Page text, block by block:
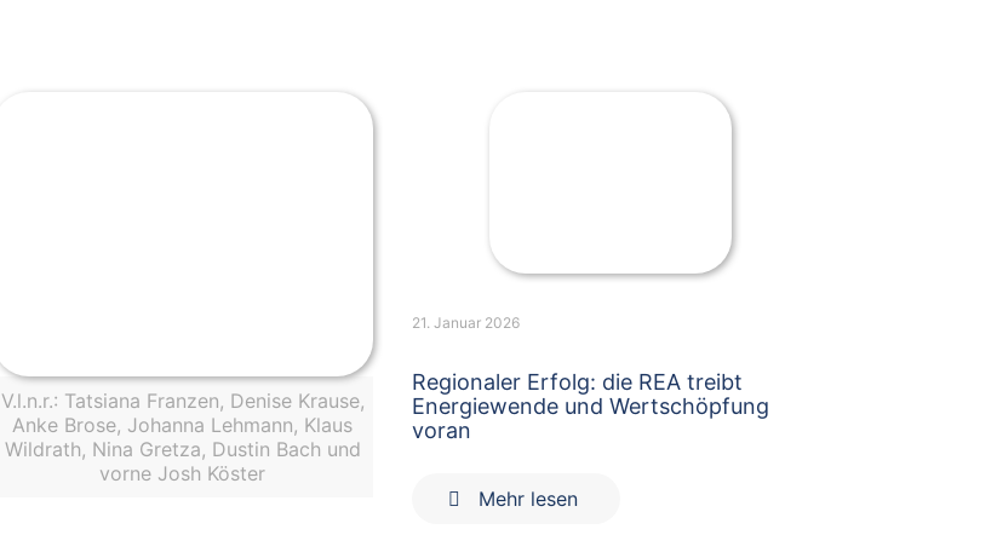
V.l.n.r.: Tatsiana Franzen, Denise Krause,
Anke Brose, Johanna Lehmann, Klaus
Wildrath, Nina Gretza, Dustin Bach und
vorne Josh Köster
21. Januar 2026
Regionaler Erfolg: die REA treibt
Energiewende und Wertschöpfung
voran
Mehr lesen